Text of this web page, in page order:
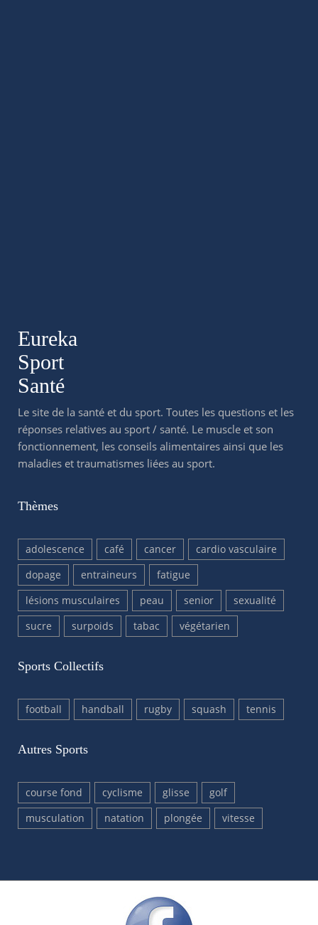
Eureka
Sport
Santé
Le site de la santé et du sport. Toutes les questions et les
réponses relatives au sport / santé. Le muscle et son
fonctionnement, les conseils alimentaires ainsi que les
maladies et traumatismes liées au sport.
Thèmes
adolescence café cancer
cardio vasculaire
dopage
entraineurs
fatigue
lésions musculaires
peau senior
sexualité
sucre
surpoids tabac végétarien
Sports Collectifs
football handball rugby squash tennis
Autres Sports
course fond cyclisme glisse
golf
musculation
natation plongée vitesse